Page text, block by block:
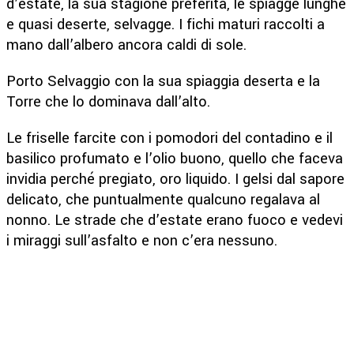
d’estate, la sua stagione preferita, le spiagge lunghe
e quasi deserte, selvagge. I fichi maturi raccolti a
mano dall’albero ancora caldi di sole.
Porto Selvaggio con la sua spiaggia deserta e la
Torre che lo dominava dall’alto.
Le friselle farcite con i pomodori del contadino e il
basilico profumato e l’olio buono, quello che faceva
invidia perché pregiato, oro liquido. I gelsi dal sapore
delicato, che puntualmente qualcuno regalava al
nonno. Le strade che d’estate erano fuoco e vedevi
i miraggi sull’asfalto e non c’era nessuno.